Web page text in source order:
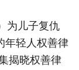
为儿子复仇
年轻人权善律
揭晓权善律